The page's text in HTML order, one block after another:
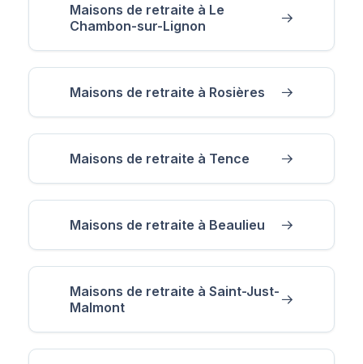
Maisons de retraite à Le
Chambon-sur-Lignon
Maisons de retraite à Rosières
Maisons de retraite à Tence
Maisons de retraite à Beaulieu
Maisons de retraite à Saint-Just-
Malmont